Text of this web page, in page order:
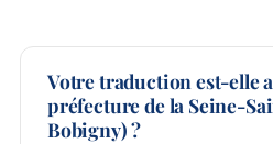
Votre traduction est-elle
préfecture de la Seine-
Bobigny) ?